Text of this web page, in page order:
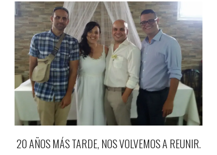
20 AÑOS MÁS TARDE, NOS VOLVEMOS A REUNIR.